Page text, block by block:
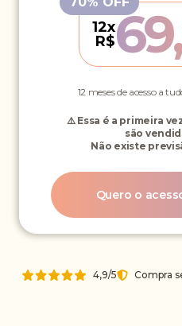
12x
R$
12 meses de acesso a
⚠️ Essa é a primeira
são
Não existe
Quero o
4,9/5 Compra